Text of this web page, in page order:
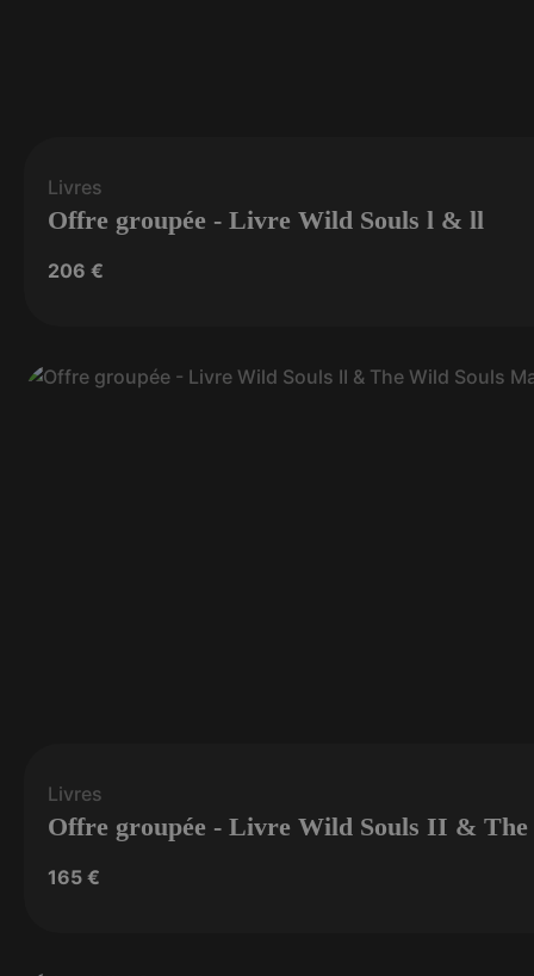
Livres
Offre groupée - Livre Wild Souls l & ll
206 €
Livres
Offre groupée - Livre Wild Souls II & The
165 €